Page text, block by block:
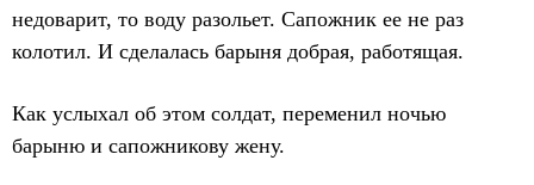
недоварит, то воду разольет. Сапожник ее не раз
колотил. И сделалась барыня добрая, работящая.
Как услыхал об этом солдат, переменил ночью
барыню и сапожникову жену.